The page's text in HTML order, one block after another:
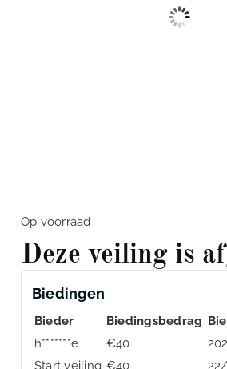
Op voorraad
Deze veiling is
Biedingen
Bieder Biedingsbedrag
h*******e
€40
Start veiling €40